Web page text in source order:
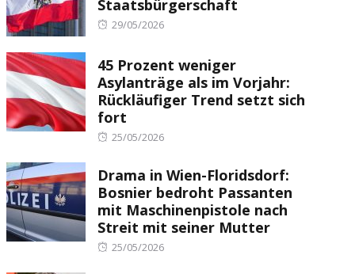
Staatsbürgerschaft
Posted
29/05/2026
45 Prozent weniger
Asylanträge als im Vorjahr:
Rückläufiger Trend setzt sich
fort
Posted
25/05/2026
Drama in Wien-Floridsdorf:
Bosnier bedroht Passanten
mit Maschinenpistole nach
Streit mit seiner Mutter
Posted
25/05/2026